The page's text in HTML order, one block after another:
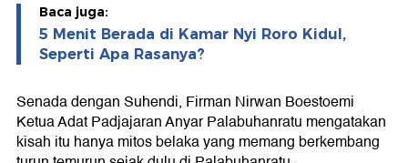
Baca juga:
5 Menit Berada di Kamar Nyi Roro Kidul,
Seperti Apa Rasanya?
Senada dengan Suhendi, Firman Nirwan Boestoemi
Ketua Adat Padjajaran Anyar Palabuhanratu mengatakan
kisah itu hanya mitos belaka yang memang berkembang